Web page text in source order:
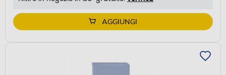
AGGIUNGI